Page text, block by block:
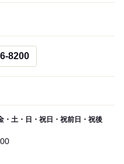
8200
・土・日・祝日・祝前日・祝後